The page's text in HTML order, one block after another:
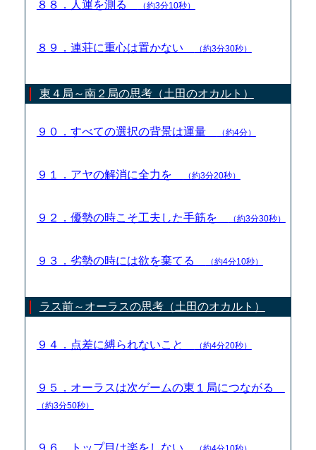
８８．人運を測る （約3分10秒）
８９．連荘に重心は置かない （約3分30秒）
東４局～南２局の思考（土田のオカルト）
９０．すべての選択の背景は運量 （約4分）
９１．アヤの解消に全力を （約3分20秒）
９２．優勢の時こそ工夫した手筋を （約3分30秒）
９３．劣勢の時には欲を棄てる （約4分10秒）
ラス前～オーラスの思考（土田のオカルト）
９４．点差に縛られないこと （約4分20秒）
９５．オーラスは次ゲームの東１局につながる
（約3分50秒）
９６．トップ目は楽をしない